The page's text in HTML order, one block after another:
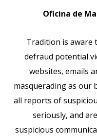
Oficina de
Tradition is
defraud potential
websites, emails
masquerading as our
all reports of
seriously, and
suspicious